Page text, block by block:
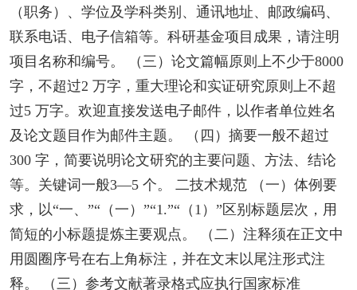
（职务）、学位及学科类别、通讯地址、邮政编码、
联系电话、电子信箱等。科研基金项目成果，请注明
项目名称和编号。 （三）论文篇幅原则上不少于8000
字，不超过2 万字，重大理论和实证研究原则上不超
过5 万字。欢迎直接发送电子邮件，以作者单位姓名
及论文题目作为邮件主题。 （四）摘要一般不超过
300 字，简要说明论文研究的主要问题、方法、结论
等。关键词一般3—5 个。 二技术规范 （一）体例要
求，以“一、”“（一）”“1.”“（1）”区别标题层次，用
简短的小标题提炼主要观点。 （二）注释须在正文中
用圆圈序号在右上角标注，并在文末以尾注形式注
释。 （三）参考文献著录格式应执行国家标准